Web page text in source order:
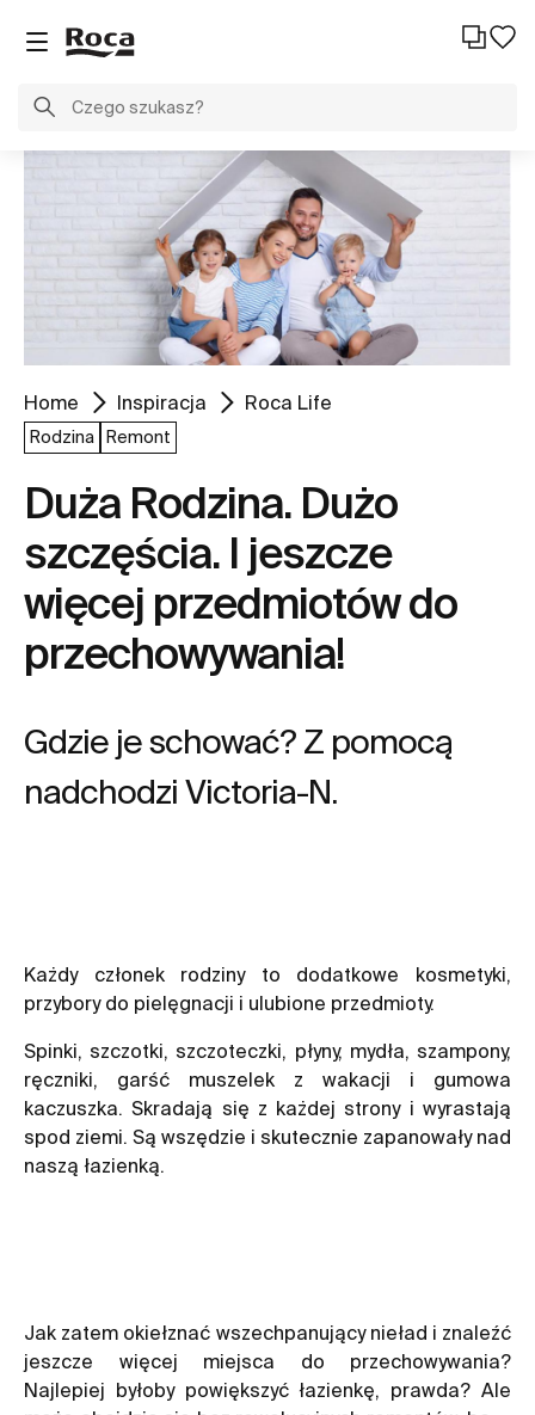
Home Inspiracja Roca Life
Rodzina Remont
Duża Rodzina. Dużo
szczęścia. I jeszcze
więcej przedmiotów do
przechowywania!
Gdzie je schować? Z pomocą
nadchodzi Victoria-N.
Każdy członek rodziny to dodatkowe kosmetyki,
przybory do pielęgnacji i ulubione przedmioty.
Spinki, szczotki, szczoteczki, płyny, mydła, szampony,
ręczniki, garść muszelek z wakacji i gumowa
kaczuszka. Skradają się z każdej strony i wyrastają
spod ziemi. Są wszędzie i skutecznie zapanowały nad
naszą łazienką.
Jak zatem okiełznać wszechpanujący nieład i znaleźć
jeszcze więcej miejsca do przechowywania?
Najlepiej byłoby powiększyć łazienkę, prawda? Ale